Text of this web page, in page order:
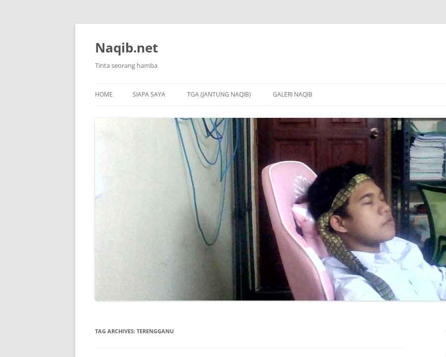
Skip
Naqib.net
Tinta seorang hamba
HOME SIAPA SAYA TGA (JANTUNG NAQIB)
2. ISTILAH MEDIK
3. LAPORAN
4. NEXT CHECKUP
GALERI NAQIB
TAG ARCHIVES: TERENGGANU